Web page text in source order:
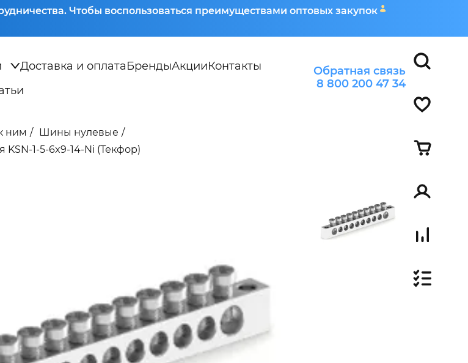
Чтобы воспользоваться преимуществами оптовых закупок
Доставка и оплатаБрендыАкцииКонтакты
Обратная связь
8 800 200 47 34
ним
Шины нулевые
1-5-6x9-14-Ni (Текфор)